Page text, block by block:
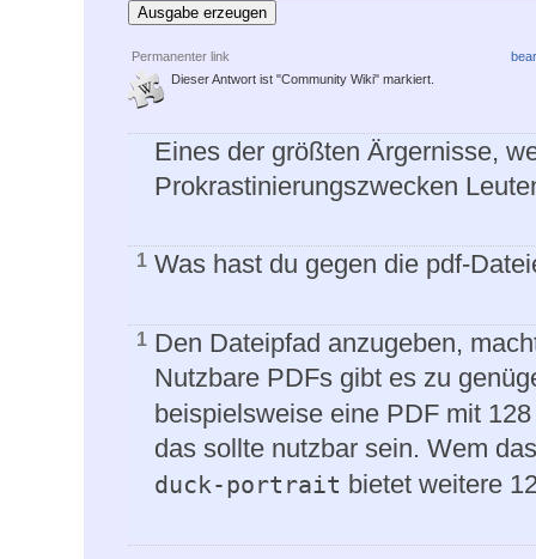
Ausgabe erzeugen
Permanenter link
Dieser Antwort ist "Community Wiki" markiert.
Eines der größten Ärgernisse,
Prokrastinierungszwecken
1 Was hast du gegen die pdf-
1 Den Dateipfad anzugeben,
Nutzbare PDFs gibt es zu
beispielsweise eine PDF mit
das sollte nutzbar sein. Wem
duck-portrait bietet weitere